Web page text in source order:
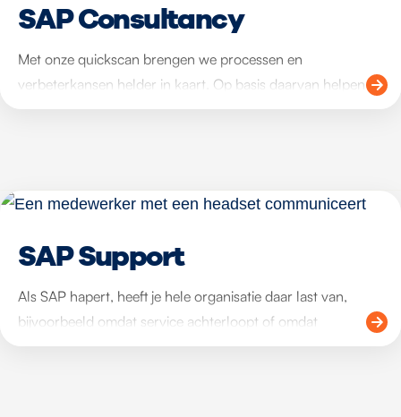
SAP Consultancy
Met onze quickscan brengen we processen en
verbeterkansen helder in kaart. Op basis daarvan helpen
een toekomstbestendige omgeving waarin service- en
SAP Support
Als SAP hapert, heeft je hele organisatie daar last van,
bijvoorbeeld omdat service achterloopt of omdat